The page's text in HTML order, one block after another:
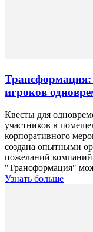
Трансформация:
игроков
Квесты для
участников в
корпоративного
создана опытными
пожеланий компаний
"Трансформация"
Узнать больше